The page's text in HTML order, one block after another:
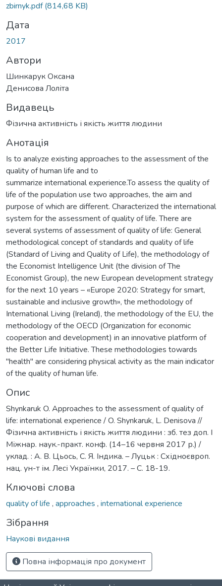
zbirnyk.pdf(814,68 KB)
Дата
2017
Автори
Шинкарук Оксана
Денисова Лоліта
Видавець
Фізична активність і якість життя людини
Анотація
Is to analyze existing approaches to the assessment of the
quality of human life and to
summarize international experience.To assess the quality of
life of the population use two approaches, the aim and
purpose of which are different. Characterized the international
system for the assessment of quality of life. There are
several systems of assessment of quality of life: General
methodological concept of standards and quality of life
(Standard of Living and Quality of Life), the methodology of
the Economist Intelligence Unit (the division of The
Economist Group), the new European development strategy
for the next 10 years – «Europe 2020: Strategy for smart,
sustainable and inclusive growth», the methodology of
International Living (Ireland), the methodology of the EU, the
methodology of the OECD (Organization for economic
cooperation and development) in an innovative platform of
the Better Life Initiative. These methodologies towards
"health" are considering physical activity as the main indicator
of the quality of human life.
Опис
Shynkaruk O. Approaches to the assessment of quality of
life: international experience / O. Shynkaruk, L. Denisova //
Фізична активність і якість життя людини : зб. тез доп. І
Міжнар. наук.-практ. конф. (14–16 червня 2017 р.) /
уклад. : А. В. Цьось, С. Я. Індика. – Луцьк : Східноєвроп.
нац. ун-т ім. Лесі Українки, 2017. – С. 18-19.
Ключові слова
quality of life , approaches , international experience
Зібрання
Наукові видання
Повна інформація про документ